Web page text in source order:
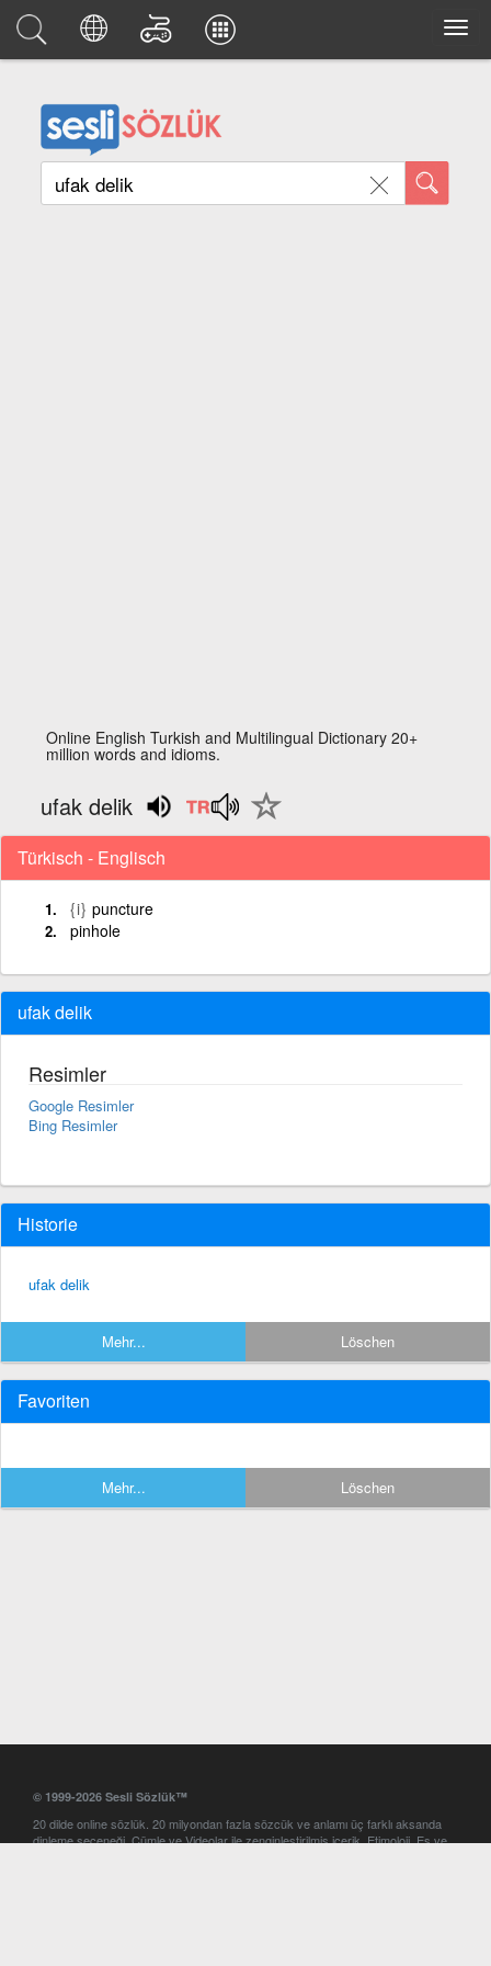
Online English Turkish and Multilingual Dictionary 20+
million words and idioms.
ufak delik
Türkisch - Englisch
{i} puncture
pinhole
ufak delik
Resimler
Google Resimler
Bing Resimler
Historie
ufak delik
Mehr... Löschen
Favoriten
Mehr... Löschen
© 1999-2026 Sesli Sözlük™
20 dilde online sözlük. 20 milyondan fazla sözcük ve anlamı üç farklı aksanda
dinleme seçeneği. Cümle ve Videolar ile zenginleştirilmiş içerik. Etimoloji, Eş ve